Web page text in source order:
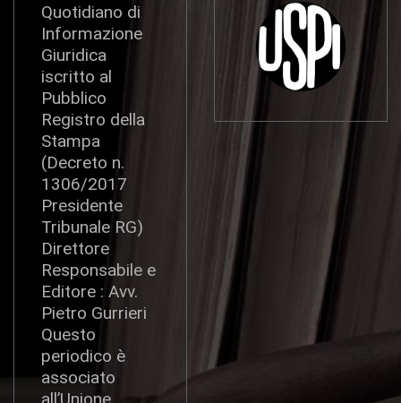
Quotidiano di
Informazione
Giuridica
iscritto al
Pubblico
Registro della
Stampa
(Decreto n.
1306/2017
Presidente
Tribunale RG)
Direttore
Responsabile e
Editore : Avv.
Pietro Gurrieri
Questo
periodico è
associato
all’Unione